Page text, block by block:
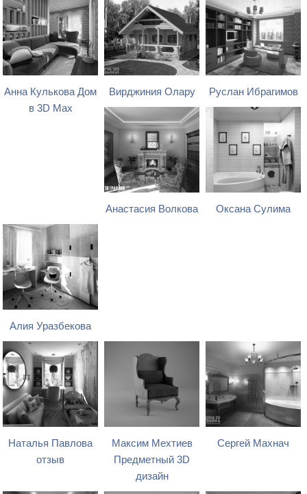
Анна Кулькова Дом
в 3D Max
Вирджиния Олару Руслан Ибрагимов
Анастасия Волкова Оксана Сулима
Алия Уразбекова
Наталья Павлова
отзыв
Максим Мехтиев
Предметный 3D
дизайн
Сергей Махнач